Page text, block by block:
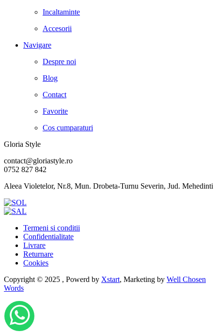
Incaltaminte
Accesorii
Navigare
Despre noi
Blog
Contact
Favorite
Cos cumparaturi
Gloria Style
contact@gloriastyle.ro
0752 827 842
Aleea Violetelor, Nr.8, Mun. Drobeta-Turnu Severin, Jud. Mehedinti
Termeni si conditii
Confidentialitate
Livrare
Returnare
Cookies
Copyright © 2025 , Powerd by Xstart, Marketing by Well Chosen
Words